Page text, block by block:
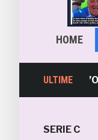
HOME
ULTIME
Samb,
SERIE C